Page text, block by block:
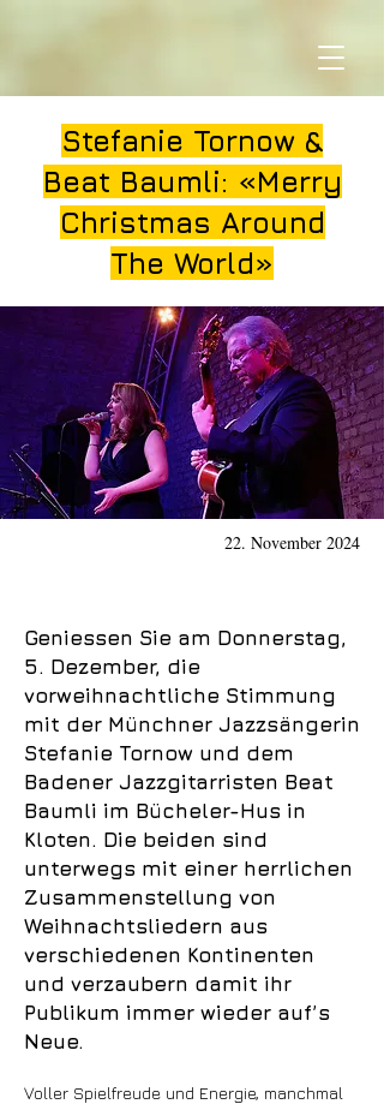
Stefanie Tornow &
Beat Baumli: «Merry
Christmas Around
The World»
22. November 2024
Geniessen Sie am Donnerstag,
5. Dezember, die
vorweihnachtliche Stimmung
mit der Münchner Jazzsängerin
Stefanie Tornow und dem
Badener Jazzgitarristen Beat
Baumli im Bücheler-Hus in
Kloten. Die beiden sind
unterwegs mit einer herrlichen
Zusammenstellung von
Weihnachtsliedern aus
verschiedenen Kontinenten
und verzaubern damit ihr
Publikum immer wieder auf’s
Neue.
Voller Spielfreude und Energie, manchmal